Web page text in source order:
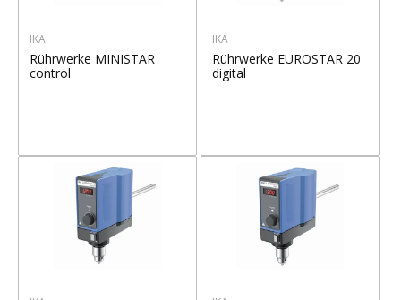
IKA
Rührwerke MINISTAR
control
IKA
Rührwerke EUROSTAR 20
digital